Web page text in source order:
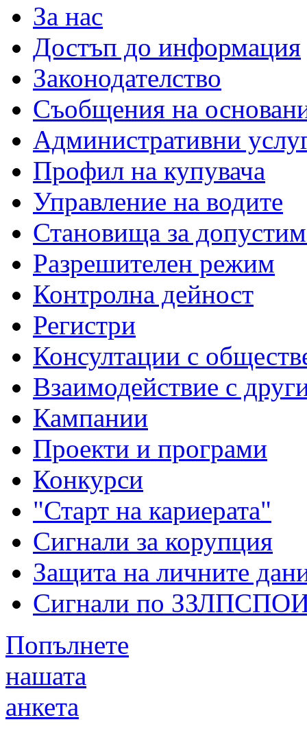
За нас
Достъп до информация
Законодателство
Съобщения на
Административни
Профил на купувача
Управление на водите
Становища за
Разрешителен режим
Контролна дейност
Регистри
Консултации с
Взаимодействие с
Кампании
Проекти и програми
Конкурси
"Старт на кариерата"
Сигнали за корупция
Защита на личните
Сигнали по
Попълнете
нашата
анкета